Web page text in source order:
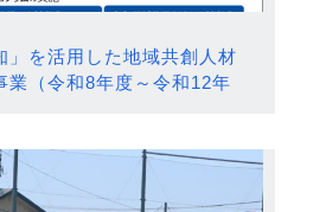
」を活用した地域共創人材
業（令和8年度～令和12年